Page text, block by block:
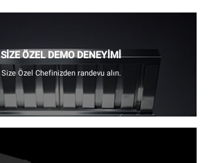
SİZE ÖZEL DEMO DENEYİMİ
Size Özel Chefinizden randevu alın.